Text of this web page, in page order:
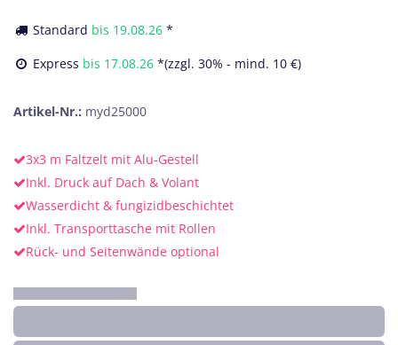
Standard bis 19.08.26 *
Express bis 17.08.26 *(zzgl. 30% - mind. 10 €)
Artikel-Nr.: myd25000
3x3 m Faltzelt mit Alu-Gestell
Inkl. Druck auf Dach & Volant
Wasserdicht & fungizidbeschichtet
Inkl. Transporttasche mit Rollen
Rück- und Seitenwände optional